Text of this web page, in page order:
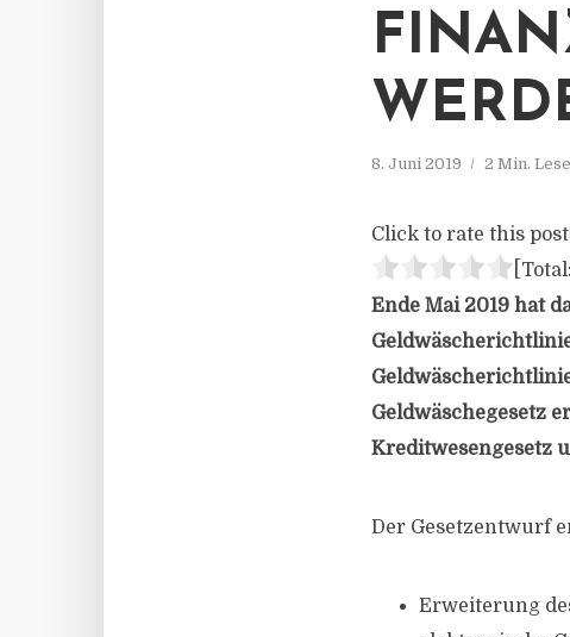
8. Juni 2019 2 Min.
Click to rate this
[Total:
Ende Mai 2019 hat
Geldwäschegesetz
Kreditwesengesetz
Der Gesetzentwurf
Erweiterung